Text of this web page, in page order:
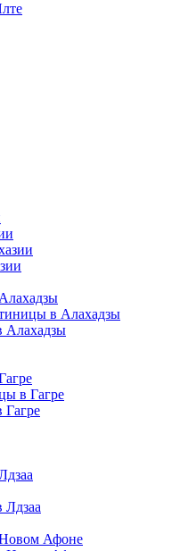
в Алахадзы
Алахадзы
в Гагре
Гагре
Лдзаа
Афоне